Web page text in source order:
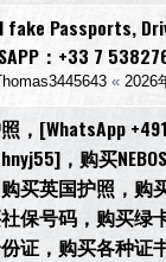
fake Passports,
：+33 7
« 2026
，[WhatsApp
，购买
买英国护照，购
保号码，购买绿
证，购买各种证